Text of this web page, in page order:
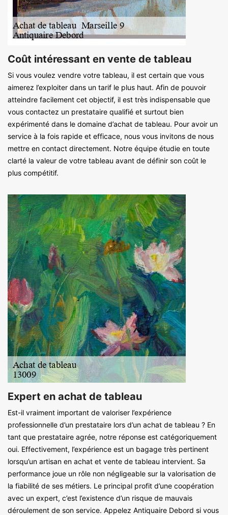
Coût intéressant en vente de tableau
Si vous voulez vendre votre tableau, il est certain que vous
aimerez l’exploiter dans un tarif le plus haut. Afin de pouvoir
atteindre facilement cet objectif, il est très indispensable que
vous contactez un prestataire qualifié et surtout bien
expérimenté dans le domaine d’achat de tableau. Pour avoir un
service à la fois rapide et efficace, nous vous invitons de nous
mettre en contact directement. Notre équipe étudie en toute
clarté la valeur de votre tableau avant de définir son coût le
plus compétitif.
Expert en achat de tableau
Est-il vraiment important de valoriser l’expérience
professionnelle d’un prestataire lors d’un achat de tableau ? En
tant que prestataire agrée, notre réponse est catégoriquement
oui. Effectivement, l’expérience est un bagage très pertinent
lorsqu’un artisan en achat et vente de tableau intervient. Sa
performance joue un rôle non négligeable sur la valorisation de
la fiabilité de ses métiers. Le principal profit d’une coopération
avec un expert, c’est l’existence d’un risque de mauvais
déroulement de son service. Appelez Antiquaire Debord si vous